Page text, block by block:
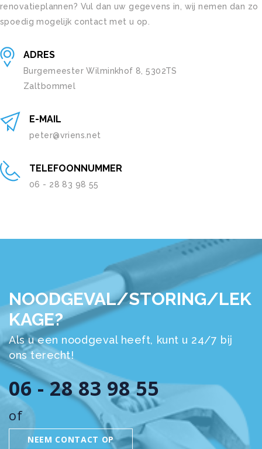
renovatieplannen? Vul dan uw gegevens in, wij nemen dan zo
spoedig mogelijk contact met u op.
ADRES
Burgemeester Wilminkhof 8, 5302TS
Zaltbommel
E-MAIL
peter@vriens.net
TELEFOONNUMMER
06 - 28 83 98 55
NOODGEVAL/STORING/LEK
KAGE?
Als u een noodgeval heeft, kunt u 24/7 bij
ons terecht!
06 - 28 83 98 55
of
NEEM CONTACT OP